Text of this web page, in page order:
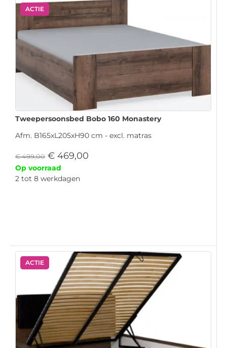
ACTIE
Tweepersoonsbed Bobo 160 Monastery
Afm. B165xL205xH90 cm - excl. matras
€499,00 € 469,00
Op voorraad
2 tot 8 werkdagen
ACTIE